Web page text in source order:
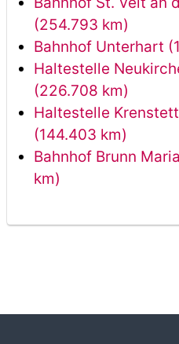
(254.793 km)
Bahnhof Unterhart
Haltestelle
(226.708 km)
Haltestelle
(144.403 km)
Bahnhof Brunn
km)